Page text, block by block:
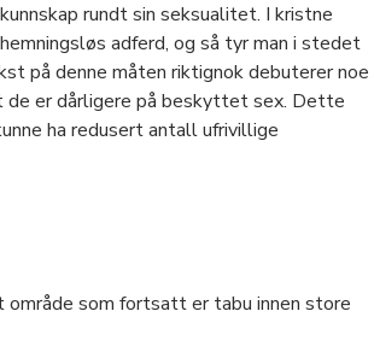
rundt sin seksualitet. I kristne
adferd, og så tyr man i stedet
på denne måten riktignok debuterer noe
de er dårligere på beskyttet sex. Dette
ha redusert antall ufrivillige
som fortsatt er tabu innen store